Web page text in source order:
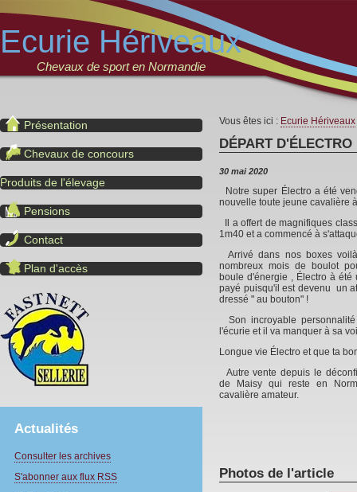
Ecurie Hériveaux
Chevaux de sport en Normandie
Présentation
Chevaux de concours
Produits de l'élevage
Pensions
Contact
Plan d'accès
Actualités
Consulter les archives
S'abonner aux flux RSS
Vous êtes ici : Ecurie Hériveaux
DÉPART D'ÉLECTRO
30 mai 2020
Notre super Électro a été
nouvelle toute jeune cavalière
Il a offert de magnifiques
1m40 et a commencé à
Arrivé dans nos boxes
nombreux mois de boulot
boule d'énergie , Électro à
payé puisqu'il est devenu un
dressé " au bouton" !
Son incroyable
l'écurie et il va manquer à sa
Longue vie Électro et que ta
Autre vente depuis le
de Maisy qui reste en
cavalière amateur.
Photos de l'article